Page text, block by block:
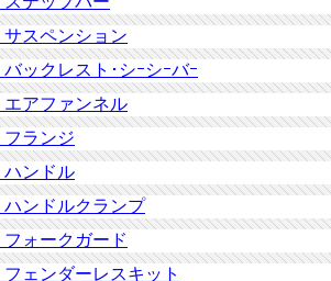
GSX-8TT 用
2026/03/12
【新商品】U-KANAYA ア
GSX-8T 用
2025/12/15
【新商品】U-KANAYA ア
Z900 26- 用
2025/11/12
CB1000F(SC94) 用
2025/10/09
【新商品】U-KANAYA ア
CRF250L s 21-22 用
2025/10/09
【新商品】U-KANAYA ア
CRF250L Type LD 17-19 用
サスペンション
バックレスト･シｰシｰバｰ
エアファンネル
フランジ
ハンドル
ハンドルクランプ
フォークガード
フェンダーレスキット